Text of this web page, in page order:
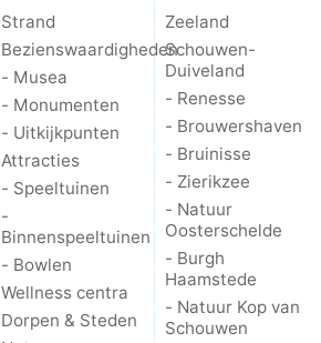
Strand
Bezienswaardigheden
- Musea
- Monumenten
- Uitkijkpunten
Attracties
- Speeltuinen
-
Binnenspeeltuinen
- Bowlen
Wellness centra
Dorpen & Steden
Zeeland
Schouwen-
Duiveland
- Renesse
- Brouwershaven
- Bruinisse
- Zierikzee
- Natuur
Oosterschelde
- Burgh
Haamstede
- Natuur Kop van
Schouwen